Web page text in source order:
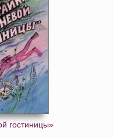
гостиницы»